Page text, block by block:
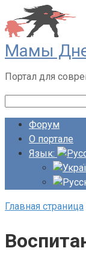
Перейти
к
контенту
Мамы
Портал для
Форум
О портале
Язык:
Главная страница